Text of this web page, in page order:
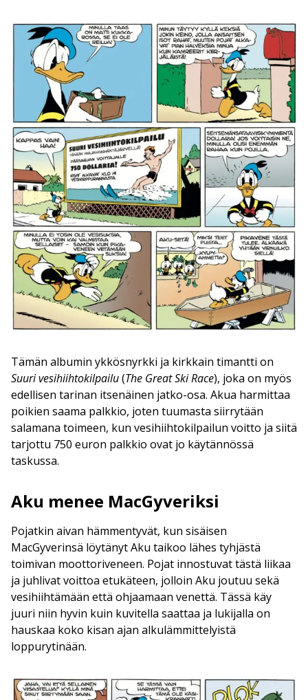
Tämän albumin ykkösnyrkki ja kirkkain timantti on
Suuri vesihiihtokilpailu(The Great Ski Race), joka on myös
edellisen tarinan itsenäinen jatko-osa. Akua harmittaa
poikien saama palkkio, joten tuumasta siirrytään
salamana toimeen, kun vesihiihtokilpailun voitto ja siitä
tarjottu 750 euron palkkio ovat jo käytännössä
taskussa.
Aku menee MacGyveriksi
Pojatkin aivan hämmentyvät, kun sisäisen
MacGyverinsä löytänyt Aku taikoo lähes tyhjästä
toimivan moottoriveneen. Pojat innostuvat tästä liikaa
ja juhlivat voittoa etukäteen, jolloin Aku joutuu sekä
vesihiihtämään että ohjaamaan venettä. Tässä käy
juuri niin hyvin kuin kuvitella saattaa ja lukijalla on
hauskaa koko kisan ajan alkulämmittelyistä
loppurytinään.